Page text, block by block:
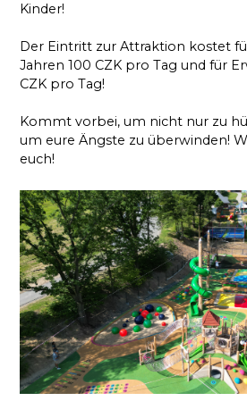
Kinder!
Der Eintritt zur Attraktion kostet
Jahren 100 CZK pro Tag und für
CZK pro Tag!
Kommt vorbei, um nicht nur zu
um eure Ängste zu überwinden!
euch!